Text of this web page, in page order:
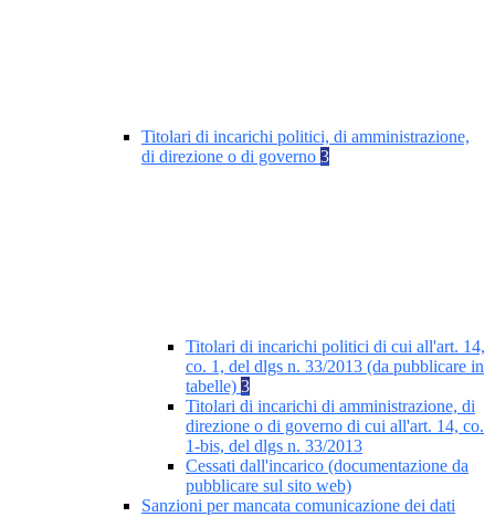
Titolari di incarichi politici, di amministrazione,
di direzione o di governo 3
Titolari di incarichi politici di cui all'art. 14,
co. 1, del dlgs n. 33/2013 (da pubblicare in
tabelle) 3
Titolari di incarichi di amministrazione, di
direzione o di governo di cui all'art. 14, co.
1-bis, del dlgs n. 33/2013
Cessati dall'incarico (documentazione da
pubblicare sul sito web)
Sanzioni per mancata comunicazione dei dati